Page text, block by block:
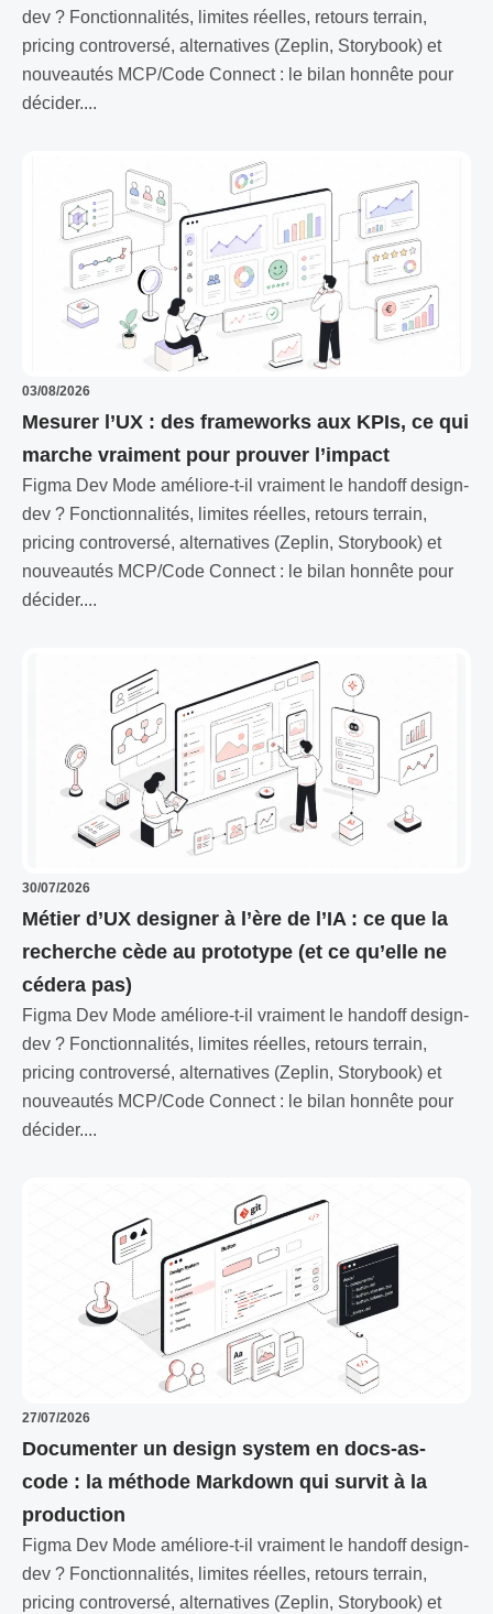
dev ? Fonctionnalités, limites réelles, retours terrain,
pricing controversé, alternatives (Zeplin, Storybook) et
nouveautés MCP/Code Connect : le bilan honnête pour
décider....
03/08/2026
Mesurer l’UX : des frameworks aux KPIs, ce qui
marche vraiment pour prouver l’impact
Figma Dev Mode améliore-t-il vraiment le handoff design-
dev ? Fonctionnalités, limites réelles, retours terrain,
pricing controversé, alternatives (Zeplin, Storybook) et
nouveautés MCP/Code Connect : le bilan honnête pour
décider....
30/07/2026
Métier d’UX designer à l’ère de l’IA : ce que la
recherche cède au prototype (et ce qu’elle ne
cédera pas)
Figma Dev Mode améliore-t-il vraiment le handoff design-
dev ? Fonctionnalités, limites réelles, retours terrain,
pricing controversé, alternatives (Zeplin, Storybook) et
nouveautés MCP/Code Connect : le bilan honnête pour
décider....
27/07/2026
Documenter un design system en docs-as-
code : la méthode Markdown qui survit à la
production
Figma Dev Mode améliore-t-il vraiment le handoff design-
dev ? Fonctionnalités, limites réelles, retours terrain,
pricing controversé, alternatives (Zeplin, Storybook) et